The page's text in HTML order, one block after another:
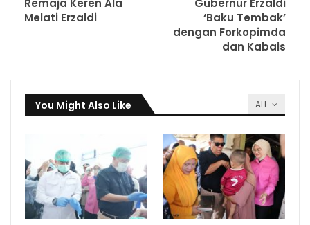
Remaja Keren Ala
Melati Erzaldi
Gubernur Erzaldi
‘Baku Tembak’
dengan Forkopimda
dan Kabais
ALL
You Might Also Like